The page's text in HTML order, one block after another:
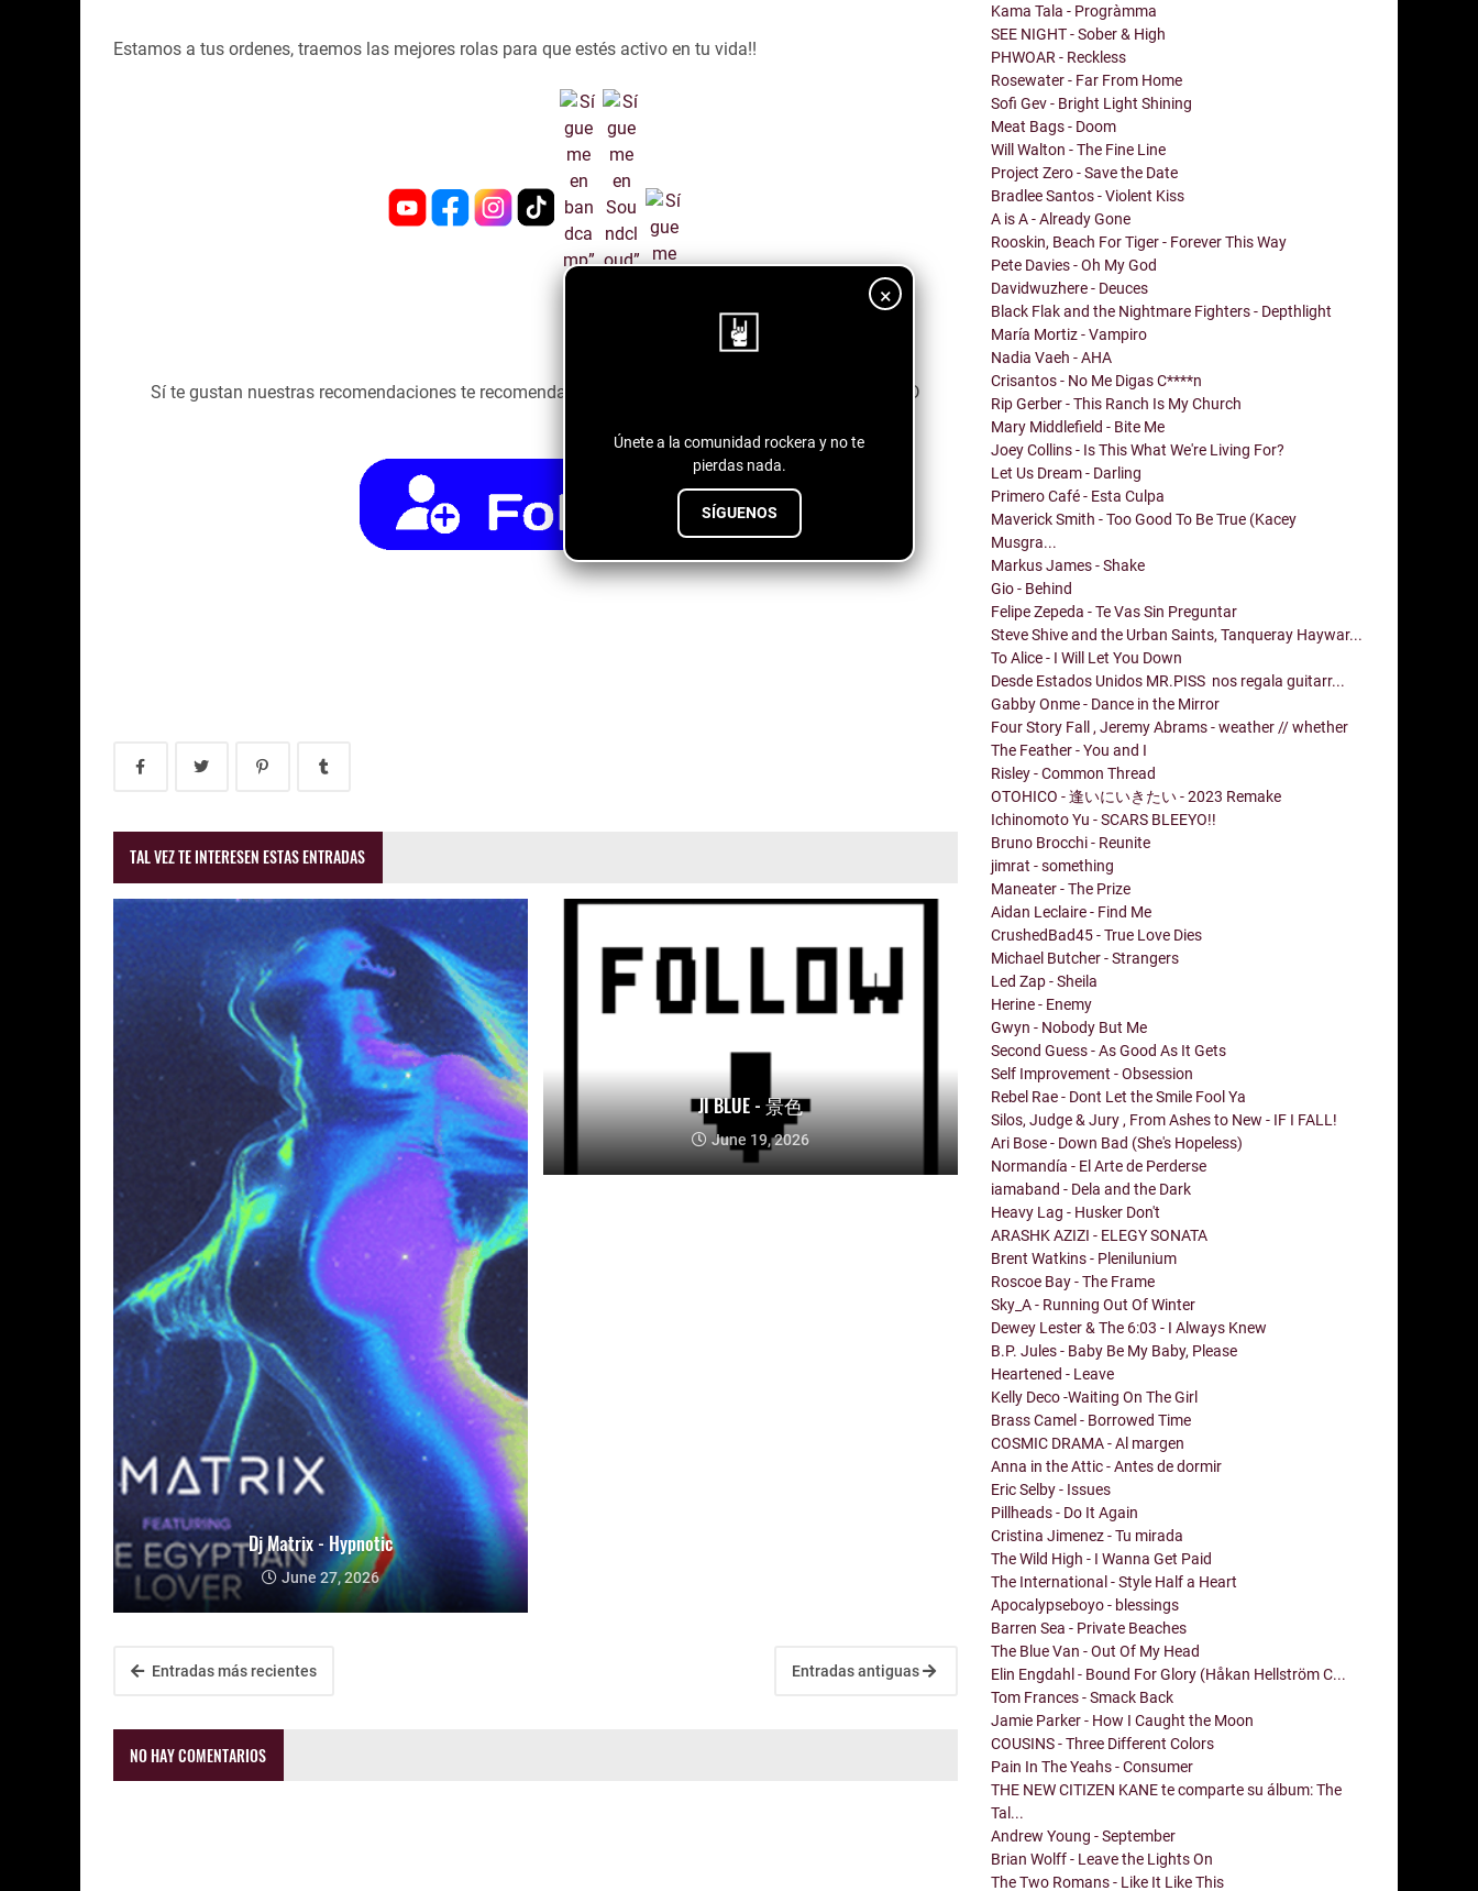
×
Únete a la comunidad rockera y no te
pierdas nada.
SÍGUENOS
Estamos a tus ordenes, traemos las mejores rolas para que estés activo en tu vida!!
Sí te gustan nuestras recomendaciones te recomendamos seguirnos a través del botón de abajo! :D
TAL VEZ TE INTERESEN ESTAS ENTRADAS
Dj Matrix - Hypnotic
June 27, 2026
JI BLUE - 景色
June 19, 2026
Entradas más recientes Entradas antiguas
NO HAY COMENTARIOS
Kama Tala - Progràmma
SEE NIGHT - Sober & High
PHWOAR - Reckless
Rosewater - Far From Home
Sofi Gev - Bright Light Shining
Meat Bags - Doom
Will Walton - The Fine Line
Project Zero - Save the Date
Bradlee Santos - Violent Kiss
A is A - Already Gone
Rooskin, Beach For Tiger - Forever This Way
Pete Davies - Oh My God
Davidwuzhere - Deuces
Black Flak and the Nightmare Fighters - Depthlight
María Mortiz - Vampiro
Nadia Vaeh - AHA
Crisantos - No Me Digas C****n
Rip Gerber - This Ranch Is My Church
Mary Middlefield - Bite Me
Joey Collins - Is This What We're Living For?
Let Us Dream - Darling
Primero Café - Esta Culpa
Maverick Smith - Too Good To Be True (Kacey
Musgra...
Markus James - Shake
Gio - Behind
Felipe Zepeda - Te Vas Sin Preguntar
Steve Shive and the Urban Saints, Tanqueray Haywar...
To Alice - I Will Let You Down
Desde Estados Unidos MR.PISS nos regala guitarr...
Gabby Onme - Dance in the Mirror
Four Story Fall , Jeremy Abrams - weather // whether
The Feather - You and I
Risley - Common Thread
OTOHICO - 逢いにいきたい - 2023 Remake
Ichinomoto Yu - SCARS BLEEYO!!
Bruno Brocchi - Reunite
jimrat - something
Maneater - The Prize
Aidan Leclaire - Find Me
CrushedBad45 - True Love Dies
Michael Butcher - Strangers
Led Zap - Sheila
Herine - Enemy
Gwyn - Nobody But Me
Second Guess - As Good As It Gets
Self Improvement - Obsession
Rebel Rae - Dont Let the Smile Fool Ya
Silos, Judge & Jury , From Ashes to New - IF I FALL!
Ari Bose - Down Bad (She's Hopeless)
Normandía - El Arte de Perderse
iamaband - Dela and the Dark
Heavy Lag - Husker Don't
ARASHK AZIZI - ELEGY SONATA
Brent Watkins - Plenilunium
Roscoe Bay - The Frame
Sky_A - Running Out Of Winter
Dewey Lester & The 6:03 - I Always Knew
B.P. Jules - Baby Be My Baby, Please
Heartened - Leave
Kelly Deco -Waiting On The Girl
Brass Camel - Borrowed Time
COSMIC DRAMA - Al margen
Anna in the Attic - Antes de dormir
Eric Selby - Issues
Pillheads - Do It Again
Cristina Jimenez - Tu mirada
The Wild High - I Wanna Get Paid
The International - Style Half a Heart
Apocalypseboyo - blessings
Barren Sea - Private Beaches
The Blue Van - Out Of My Head
Elin Engdahl - Bound For Glory (Håkan Hellström C...
Tom Frances - Smack Back
Jamie Parker - How I Caught the Moon
COUSINS - Three Different Colors
Pain In The Yeahs - Consumer
THE NEW CITIZEN KANE te comparte su álbum: The
Tal...
Andrew Young - September
Brian Wolff - Leave the Lights On
The Two Romans - Like It Like This